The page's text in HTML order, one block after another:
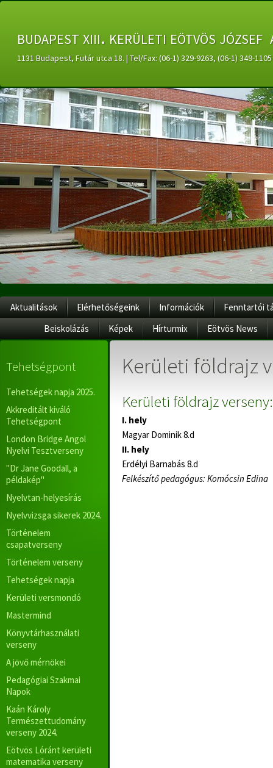
budapest xiii. kerületi eötvös
1131 Budapest, Futár utca 18. | Tel/Fax: (06-1) 329-9263, (06-1) 349-
Aktualitások Elérhetőségeink Információk
Fenntartói
Beiskolázás
Képek Hírturmix Eötvös News
Tehetségpont
Tehetségek napja 2025.
Akkreditált kiváló
Tehetségpont
London Bridge Angol
Nyelvi Tesztverseny
"Dr Jane Goodall, a
példakép"
Nyelvtan-helyesírás
Nyelvvizsga sikerek 2024.
Történelem
csapatverseny
Történelem verseny
Tehetségek napja
Kerületi versmondó
Mastermind
Könyvtárhasználati
verseny
A jövő mérnökei
Pedagógiai Szakmai
Napok
Kaán Károly
Természettudomány
verseny 2024.
Eötvös Lóránt kerületi
matematika verseny
Kerületi földrajz
Kerületi földrajz verseny:
I. hely
Magyar Dominik8.d
II. hely
Erdélyi Barnabás 8.d
Felkészítő pedagógus: Komócsin Edina